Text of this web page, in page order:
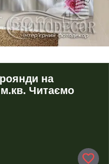
на
м.кв. Читаємо